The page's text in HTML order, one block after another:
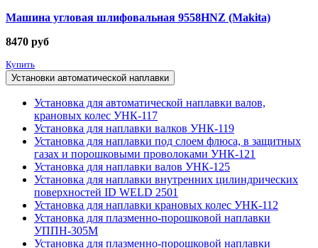
Машина угловая шлифовальная 9558HNZ (Makita)
8470 руб
Купить
Установки автоматической наплавки
Установка для автоматической наплавки валов,
крановых колес УНК-117
Установка для наплавки валков УНК-119
Установка для наплавки под слоем флюса, в защитных
газах и порошковыми проволоками УНК-121
Установка для наплавки валов УНК-125
Установка для наплавки внутренних цилиндрических
поверхностей ID WELD 2501
Установка для наплавки крановых колес УНК-112
Установка для плазменно-порошковой наплавки
УППН-305М
Установка для плазменно-порошковой наплавки